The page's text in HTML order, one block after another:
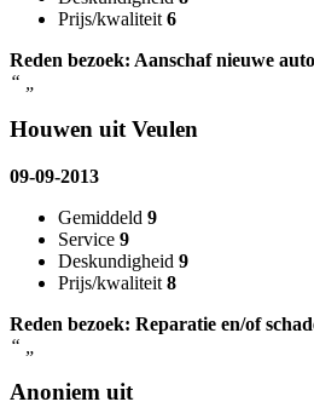
Prijs/kwaliteit 6
Reden bezoek: Aanschaf nieuwe auto
“
Houwen uit Veulen
09-09-2013
Gemiddeld 9
Service 9
Deskundigheid 9
Prijs/kwaliteit 8
Reden bezoek: Reparatie en/of
“
Anoniem uit